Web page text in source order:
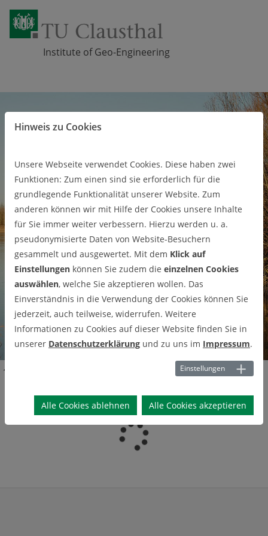
Institute of Geo-Engineering
Pr
eviou
s
Pa
use
Geotechnik
Hinweis zu Cookies
Unsere Webseite verwendet Cookies. Diese haben zwei
Funktionen: Zum einen sind sie erforderlich für die
grundlegende Funktionalität unserer Website. Zum
anderen können wir mit Hilfe der Cookies unsere Inhalte
für Sie immer weiter verbessern. Hierzu werden u. a.
pseudonymisierte Daten von Website-Besuchern
gesammelt und ausgewertet. Mit dem Klick auf
Einstellungen können Sie zudem die einzelnen Cookies
auswählen, welche Sie akzeptieren wollen. Das
Einverständnis in die Verwendung der Cookies können Sie
jederzeit, auch teilweise, widerrufen. Weitere
Informationen zu Cookies auf dieser Website finden Sie in
unserer Datenschutzerklärung und zu uns im Impressum.
Einstellungen
Alle Cookies ablehnen Alle Cookies akzeptieren